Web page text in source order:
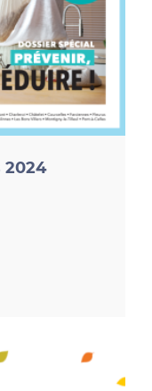
2024
en porte-à-
nombreux